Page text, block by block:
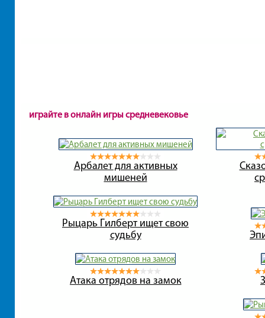
играйте в онлайн игры средневековье
Арбалет для активных
мишеней
Рыцарь Гилберт ищет свою
судьбу
Атака отрядов на замок